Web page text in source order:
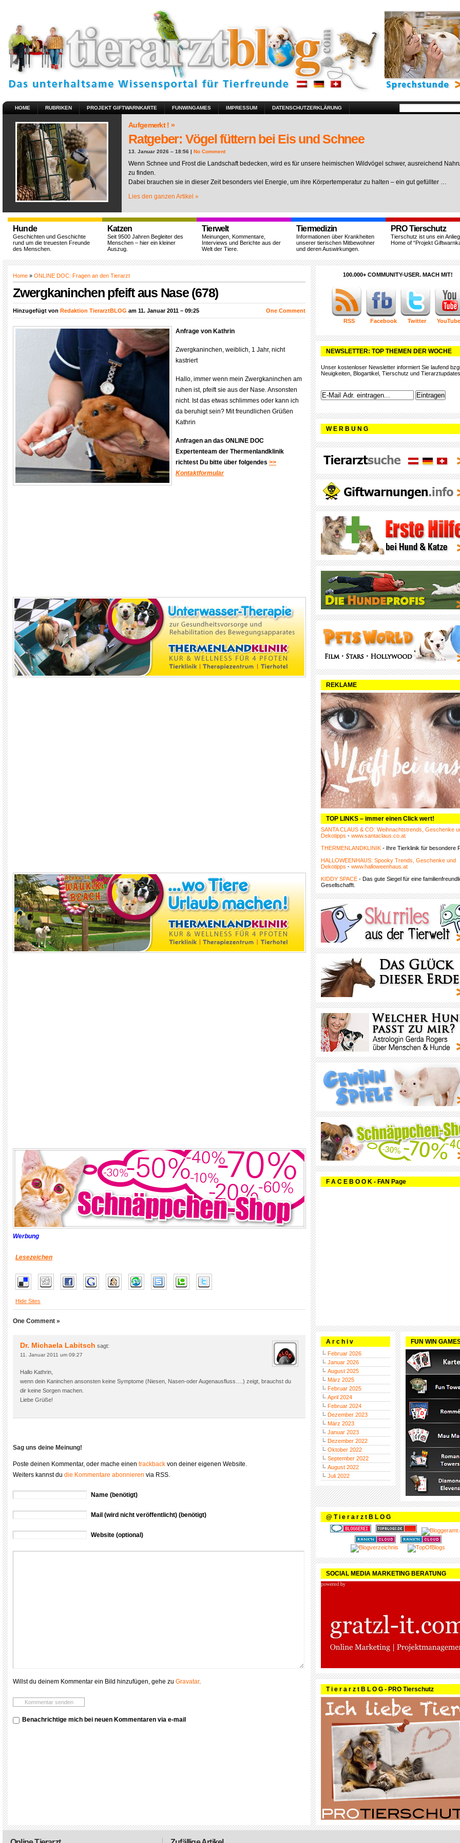
HOME RUBRIKEN PROJEKT GIFTWARNKARTE FUNWINGAMES IMPRESSUM DATENSCHUTZERKLÄRUNG
Aufgemerkt ! »
Ratgeber: Vögel füttern bei Eis und Schnee
13. Januar 2026 – 18:56 | No Comment
Wenn Schnee und Frost die Landschaft bedecken, wird es für unsere heimischen Wildvögel schwer, ausreichend
zu finden.
Dabei brauchen sie in dieser Zeit besonders viel Energie, um ihre Körpertemperatur zu halten – ein gut gefüllter …
Lies den ganzen Artikel »
Hunde
Geschichten und Geschichte
rund um die treuesten Freunde
des Menschen.
Katzen
Seit 9500 Jahren Begleiter des
Menschen – hier ein kleiner
Auszug.
Tierwelt
Meinungen, Kommentare,
Interviews und Berichte aus der
Welt der Tiere.
Tiermedizin
Informationen über Krankheiten
unserer tierischen Mitbewohner
und deren Auswirkungen.
PRO Tierschutz
Tierschutz ist uns ein
Home of “Projekt
Home » ONLINE DOC: Fragen an den Tierarzt
Zwergkaninchen pfeift aus Nase (678)
Hinzugefügt von Redaktion TierarztBLOG am 11. Januar 2011 – 09:25 One Comment
Anfrage von Kathrin
Zwergkaninchen, weiblich, 1 Jahr, nicht
kastriert
Hallo, immer wenn mein Zwergkaninchen am
ruhen ist, pfeift sie aus der Nase. Ansonsten
nicht. Ist das etwas schlimmes oder kann ich
da beruhigt sein? Mit freundlichen Grüßen
Kathrin
Anfragen an das ONLINE DOC
Expertenteam der Thermenlandklinik
richtest Du bitte über folgendes >>
Kontaktformular
Werbung
Lesezeichen
Hide Sites
One Comment »
Dr. Michaela Labitsch sagt:
11. Januar 2011 um 09:27
Hallo Kathrin,
wenn dein Kaninchen ansonsten keine Symptome (Niesen, Nasen-oder Augenausfluss….) zeigt, brauchst du
dir keine Sorgen machen.
Liebe Grüße!
Sag uns deine Meinung!
Poste deinen Kommentar, oder mache einen trackback von deiner eigenen Website.
Weiters kannst du die Kommentare abonnieren via RSS.
Name (benötigt)
Mail (wird nicht veröffentlicht) (benötigt)
Website (optional)
Willst du deinem Kommentar ein Bild hinzufügen, gehe zu Gravatar.
Benachrichtige mich bei neuen Kommentaren via e-mail
100.000+ COMMUNITY-USER. MACH MIT!
RSS Facebook Twitter YouTube
NEWSLETTER: TOP THEMEN DER WOCHE
Unser kostenloser Newsletter informiert Sie laufend
Neuigkeiten, Blogartikel, Tierschutz und
W E R B U N G
REKLAME
TOP LINKS – immer einen Click wert!
SANTA CLAUS & CO: Weihnachtstrends, Geschenke
Dekotipps - www.santaclaus.co.at
THERMENLANDKLINIK - Ihre Tierklinik für besondere
HALLOWEENHAUS: Spooky Trends, Geschenke und
Dekotipps - www.halloweenhaus.at
KIDDY SPACE - Das gute Siegel für eine
Gesellschafft.
F A C E B O O K - FAN Page
A r c h i v
Februar 2026
Januar 2026
August 2025
März 2025
Februar 2025
April 2024
Februar 2024
Dezember 2023
März 2023
Januar 2023
Dezember 2022
Oktober 2022
September 2022
August 2022
Juli 2022
FUN WIN
@ T i e r a r z t B L O G
SOCIAL MEDIA MARKETING BERATUNG
T i e r a r z t B L O G - PRO Tierschutz